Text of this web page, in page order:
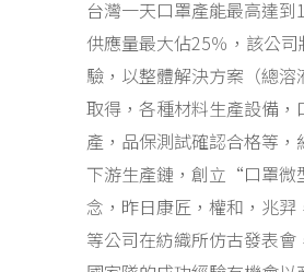
台灣一天口罩產能最高達到
供應量最大佔25％，該公
驗，以整體解決方案（總溶
取得，各種材料生產設備，
產，品保測試確認合格等，
下游生產鏈，創立“口罩
念，昨日康匠，權和，兆羿
等公司在紡織所仿古發表會